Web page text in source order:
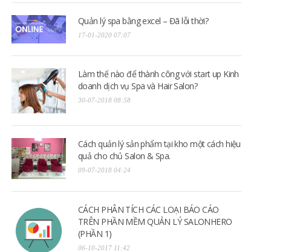
Quản lý spa bằng excel – Đã lỗi thời?
17-01-2020 07:07
Làm thế nào để thành công với start up Kinh
doanh dịch vụ Spa và Hair Salon?
30-07-2018 08:58
Cách quản lý sản phẩm tại kho một cách hiệu
quả cho chủ Salon & Spa.
09-07-2018 04:24
CÁCH PHÂN TÍCH CÁC LOẠI BÁO CÁO
TRÊN PHẦN MỀM QUẢN LÝ SALONHERO
(PHẦN 1)
06-10-2017 11:42